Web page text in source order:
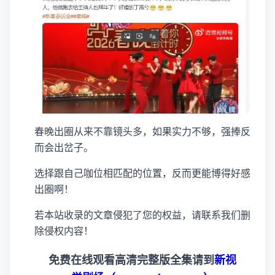
春晚出圈从来不靠镜头多，如果实力不够，强捧反
而会出岔子。
选择跟自己咖位相匹配的位置，反而更能博得好感
出圈啊！
若本站收录的文章侵犯了您的权益，请联系我们删
除侵权内容！
免费在线观看高清完整版全集请到新视